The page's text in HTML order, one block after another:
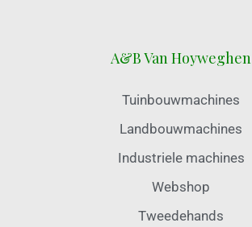
A&B Van Hoyweghen
Tuinbouwmachines
Landbouwmachines
Industriele machines
Webshop
Tweedehands